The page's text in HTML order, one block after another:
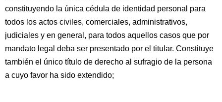
constituyendo la única cédula de identidad personal para
todos los actos civiles, comerciales, administrativos,
judiciales y en general, para todos aquellos casos que por
mandato legal deba ser presentado por el titular. Constituye
también el único título de derecho al sufragio de la persona
a cuyo favor ha sido extendido;